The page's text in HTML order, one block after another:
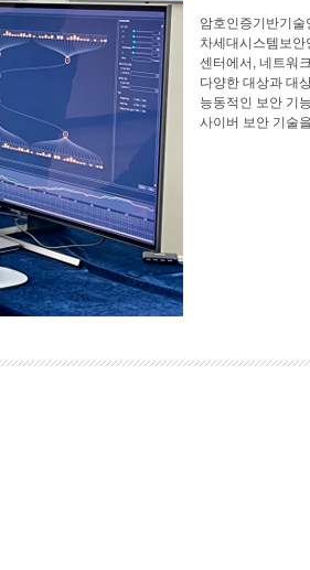
암호인증기반기
차세대시스템보
센터에서, 네트워
다양한 대상과 대
능동적인 보안 기
사이버 보안 기술